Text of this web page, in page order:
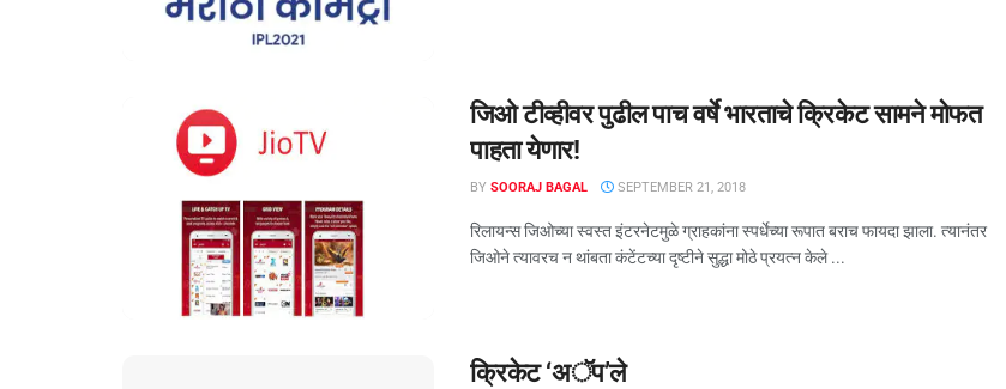
जिओ टीव्हीवर पुढील पाच वर्षे भारताचे क्रिकेट सामने मोफत
पाहता येणार!
BY SOORAJ BAGAL SEPTEMBER 21, 2018
रिलायन्स जिओच्या स्वस्त इंटरनेटमुळे ग्राहकांना स्पर्धेच्या रूपात बराच फायदा झाला. त्यानंतर
जिओने त्यावरच न थांबता कंटेंटच्या दृष्टीने सुद्धा मोठे प्रयत्न केले ...
क्रिकेट ‘अॅप’ले